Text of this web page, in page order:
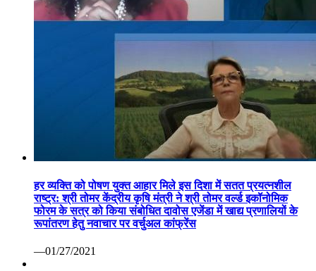
हर व्यक्ति को पोषण युक्त आहार मिले इस दिशा में सतत प्रयत्नशील
राष्ट्र: श्री तोमर केंद्रीय कृषि मंत्री ने श्री तोमर वर्ल्ड इकॉनोमिक
फोरम के सत्र को किया संबोधित दावोस एजेंडा में खाद्य प्रणालियों के
रूपांतरण हेतु नवाचार पर वर्चुअल कांफ्रेंस
—01/27/2021